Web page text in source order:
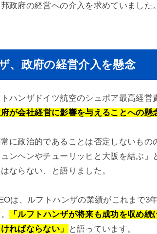
政府の経営への介入を求めていました。
、政府の経営介入を懸念
ハンザドイツ航空のシュポア最高経営
が会社経営に影響を与えることへの懸
に政治的であることは否定しないも
ンヘンやチューリッヒと大阪を結ぶ」
ならない、と語りました。
は、ルフトハンザの業績がこれまで3
「ルフトハンザが将来も成功を収め
ればならない」
と語っています。